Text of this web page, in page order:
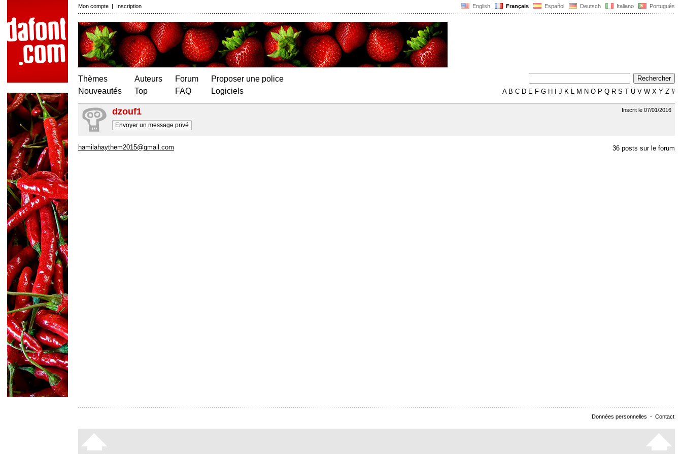
English Français Español Deutsch Italiano Português
Mon compte | Inscription
Thèmes
Nouveautés
Auteurs
Top
Forum
FAQ
Proposer une police
Logiciels
AB C D E F G H J K L M N O P Q R S T U V W X Y Z #
Inscrit le 07/01/2016
dzouf1
Envoyer un message privé
36 posts sur le forum
hamilahaythem2015@gmail.com
Données personnelles - Contact